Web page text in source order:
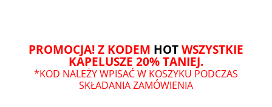
PROMOCJA! Z KODEM HOT WSZYSTKIE
KAPELUSZE 20% TANIEJ.
*KOD NALEŻY WPISAĆ W KOSZYKU PODCZAS
SKŁADANIA ZAMÓWIENIA